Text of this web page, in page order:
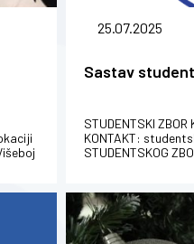
25.07.2025
Sastav
STUDENTSKI ZBOR
KONTAKT:
STUDENTSKOG